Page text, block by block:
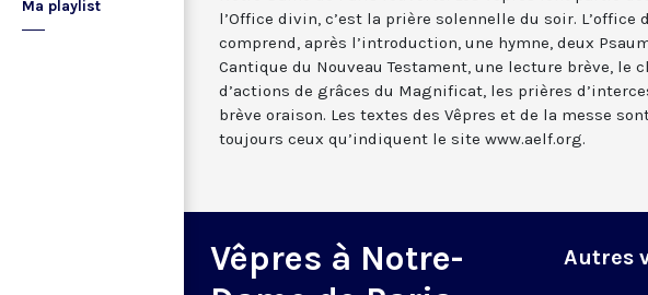
Ma playlist
l’Office divin, c’est la prière solennelle du soir. L’office
comprend, après l’introduction, une hymne, deux
Cantique du Nouveau Testament, une lecture brève, le
d’actions de grâces du Magnificat, les prières
brève oraison. Les textes des Vêpres et de la messe
toujours ceux qu’indiquent le site www.aelf.org.
Vêpres à Notre-
Autres